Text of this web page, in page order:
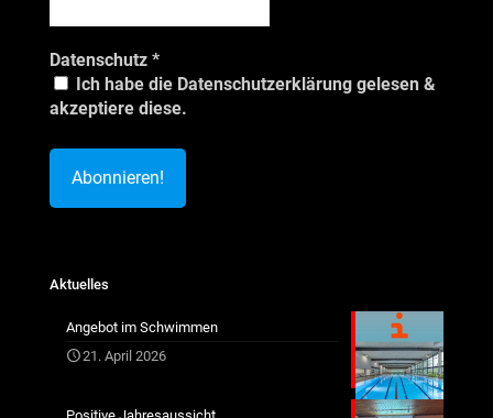
Datenschutz *
Ich habe die Datenschutzerklärung gelesen &
akzeptiere diese.
Aktuelles
Angebot im Schwimmen
21. April 2026